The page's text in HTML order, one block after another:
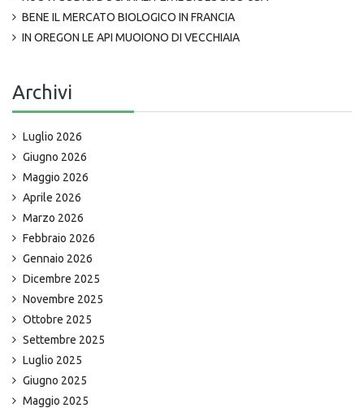
BENE IL MERCATO BIOLOGICO IN FRANCIA
IN OREGON LE API MUOIONO DI VECCHIAIA
Archivi
Luglio 2026
Giugno 2026
Maggio 2026
Aprile 2026
Marzo 2026
Febbraio 2026
Gennaio 2026
Dicembre 2025
Novembre 2025
Ottobre 2025
Settembre 2025
Luglio 2025
Giugno 2025
Maggio 2025